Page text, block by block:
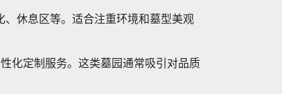
休息区等。适合注重环境和墓型美观
化定制服务。这类墓园通常吸引对品质